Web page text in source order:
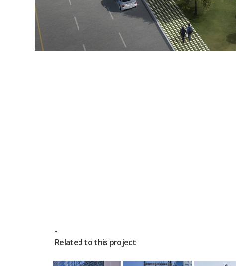
Related to this project